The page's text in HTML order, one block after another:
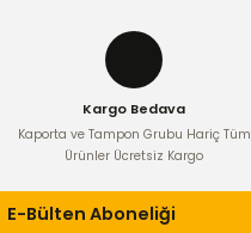
Kargo Bedava
Kaporta ve Tampon Grubu Hariç Tüm
Ürünler Ücretsiz Kargo
E-Bülten Aboneliği